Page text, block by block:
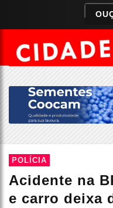
POLÍCIA
Acidente na
e carro deixa